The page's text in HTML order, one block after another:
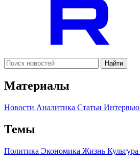
Найти
Материалы
Новости Аналитика Статьи Интервью
Темы
Политика Экономика Жизнь Культура